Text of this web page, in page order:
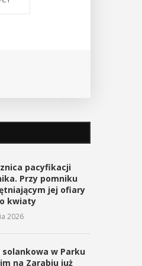
pacyfikacji
Przy pomniku
jej ofiary
kwiaty
2026
solankowa w Parku
na Zarabiu już